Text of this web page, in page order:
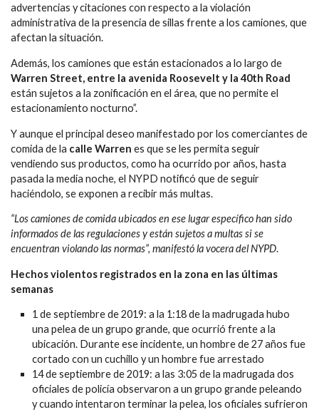
advertencias y citaciones con respecto a la violación
administrativa de la presencia de sillas frente a los camiones, que
afectan la situación.
Además, los camiones que están estacionados a lo largo de
Warren Street, entre la avenida Roosevelt y la 40th Road
están sujetos a la zonificación en el área, que no permite el
estacionamiento nocturno”.
Y aunque el principal deseo manifestado por los comerciantes de
comida de la calle Warren es que se les permita seguir
vendiendo sus productos, como ha ocurrido por años, hasta
pasada la media noche, el NYPD notificó que de seguir
haciéndolo, se exponen a recibir más multas.
“Los camiones de comida ubicados en ese lugar específico han sido
informados de las regulaciones y están sujetos a multas si se
encuentran violando las normas”, manifestó la vocera del NYPD.
Hechos violentos registrados en la zona en las últimas
semanas
1 de septiembre de 2019: a la 1:18 de la madrugada hubo
una pelea de un grupo grande, que ocurrió frente a la
ubicación. Durante ese incidente, un hombre de 27 años fue
cortado con un cuchillo y un hombre fue arrestado
14 de septiembre de 2019: a las 3:05 de la madrugada dos
oficiales de policía observaron a un grupo grande peleando
y cuando intentaron terminar la pelea, los oficiales sufrieron